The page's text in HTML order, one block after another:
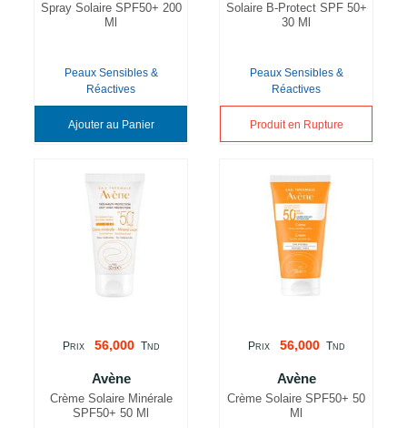
Spray Solaire SPF50+ 200
Ml
Peaux Sensibles &
Réactives
Ajouter au Panier
Solaire B-Protect SPF 50+
30 Ml
Peaux Sensibles &
Réactives
Produit en Rupture
PRIX 56,000 TND
Avène
Crème Solaire Minérale
SPF50+ 50 Ml
PRIX 56,000 TND
Avène
Crème Solaire SPF50+ 50
Ml